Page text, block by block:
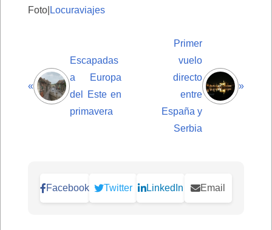
Foto| Locuraviajes
«
Escapadas
a Europa
del Este en
primavera
Primer
vuelo
directo
entre
España y
Serbia
»
Facebook Twitter LinkedIn Email